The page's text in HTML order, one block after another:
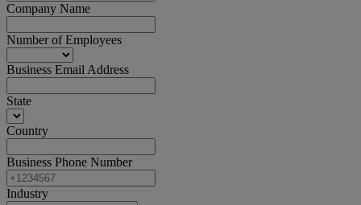
Company Name
Number of Employees
Business Email Address
State
Country
Business Phone Number
Industry